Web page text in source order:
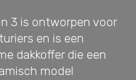
3 is ontworpen voor
en is een
dakkoffer die een
model